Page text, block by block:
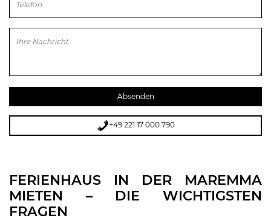
Bitte lasse dieses Feld leer.
+49 221 17 000 790
FERIENHAUS IN DER MAREMMA
MIETEN – DIE WICHTIGSTEN
FRAGEN